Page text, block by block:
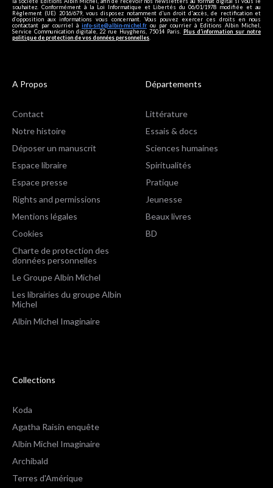
souhaitez. Conformément à la Loi Informatique et Libertés du 06/01/1978 modifiée et au
Règlement (UE) 2016/679, vous disposez notamment d'un droit d'accès, de rectification et
d’opposition aux informations vous concernant. Vous pouvez exercer ces droits en nous
contactant par courriel à info-site@albin-michel.fr ou par courrier à Editions Albin Michel,
Service Communication digitale, 22 rue Huyghens, 75014 Paris. Plus d’information sur notre
politique de protection de vos données personnelles.
A Propos
Contact
Notre histoire
Déposer un manuscrit
Espace libraire
Espace presse
Rights and permissions
Mentions légales
Cookies
Charte de protection des
données personnelles
Le Groupe Albin Michel
Les librairies du groupe Albin
Michel
Albin Michel Imaginaire
Départements
Littérature
Essais & docs
Sciences humaines
Spiritualités
Pratique
Jeunesse
Beaux livres
BD
Collections
Koda
Agatha Raisin enquête
Albin Michel Imaginaire
Archibald
Terres d'Amérique